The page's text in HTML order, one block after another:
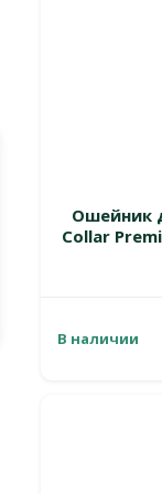
Ошейник
Collar
В наличии